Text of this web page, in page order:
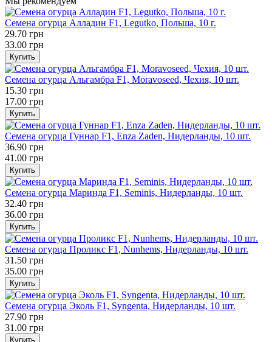
Семена огурца Алладин F1, Legutko, Польша, 10 г.
29.70 грн
33.00 грн
Купить
Семена огурца Альгамбра F1, Moravoseed, Чехия, 10 шт.
15.30 грн
17.00 грн
Купить
Семена огурца Гуннар F1, Enza Zaden, Нидерланды, 10 шт.
36.90 грн
41.00 грн
Купить
Семена огурца Маринда F1, Seminis, Нидерланды, 10 шт.
32.40 грн
36.00 грн
Купить
Семена огурца Проликс F1, Nunhems, Нидерланды, 10 шт.
31.50 грн
35.00 грн
Купить
Семена огурца Эколь F1, Syngenta, Нидерланды, 10 шт.
27.90 грн
31.00 грн
Купить